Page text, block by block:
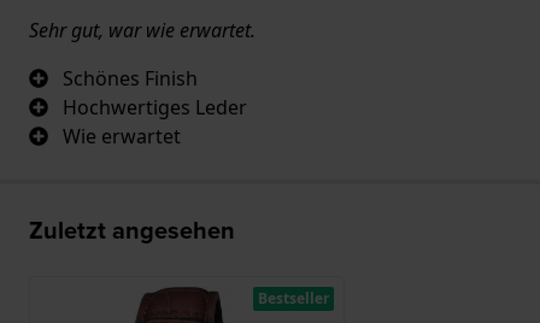
Sehr gut, war wie erwartet.
Schönes Finish
Hochwertiges Leder
Wie erwartet
Zuletzt angesehen
Bestseller